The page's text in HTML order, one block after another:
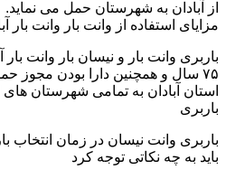
از آبادان به شهرستان حمل می نماید.
مزایای استفاده از وانت بار وانت بار
باربری وانت بار و نیسان بار وانت بار
۷۵ سال و همچنین دارا بودن مجوز
استان آبادان به تمامی شهرستان
باربری
باربری وانت نیسان در زمان انتخاب
باید به چه نکاتی توجه کرد